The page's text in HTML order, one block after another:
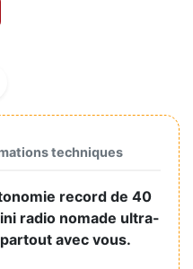
techniques
record de 40
radio nomade ultra-
avec vous.